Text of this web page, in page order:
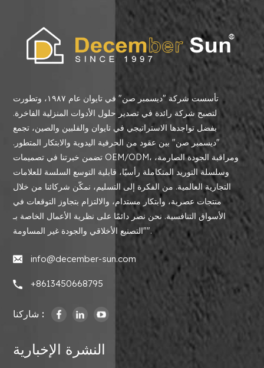
تأسست شركة "ديسمبر صن" في تايوان عام ١٩٨٧، وتطورت
لتصبح شركة رائدة في تصدير حلول الأدوات المنزلية الفاخرة.
بفضل تواجدها الاستراتيجي في تايوان والفلبين والصين، تجمع
"ديسمبر صن" بين عقود من الحرفية اليدوية والابتكار المتطور.
تضمن خبرتنا في تصميمات OEM/ODM، ومراقبة الجودة الصارمة،
وسلسلة التوريد المتكاملة رأسيًا، قابلية التوسع السلسة للعلامات
التجارية العالمية. من الفكرة إلى التسليم، نمكّن شركائنا من خلال
منتجات عصرية، وابتكار مستدام، والالتزام بتجاوز التوقعات في
الأسواق التنافسية. نحن نصر دائمًا على نظرية الأعمال الخاصة بـ
"التصنيع الأخلاقي والجودة غير المساومة".
info@december-sun.com
+8613450668795
شاركنا :
النشرة الإخبارية